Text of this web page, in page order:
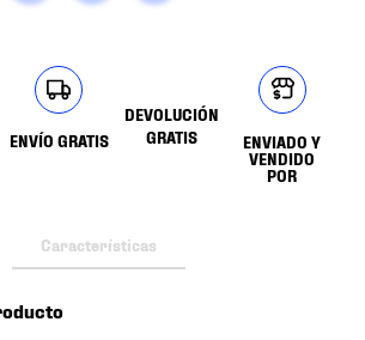
ENVÍO GRATIS
DEVOLUCIÓN
GRATIS
ENVIADO Y
VENDIDO
POR
Características